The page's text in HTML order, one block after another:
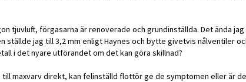
tjuvluft, förgasarna är renoverade och grundinställda. Det ända
jag till 3,2 mm enligt Haynes och bytte givetvis nålventiler
i det nyare utförandet om det kan göra skillnad?
maxvarv direkt, kan felinställd flottör ge de symptomen eller är